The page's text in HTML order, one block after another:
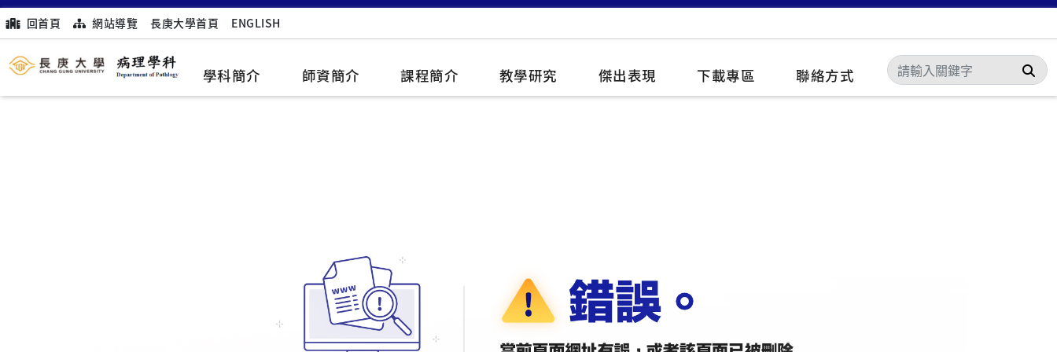
回首頁 網站導覽 長庚大學首頁 ENGLISH
學科簡介 師資簡介 課程簡介 教學研究 傑出表現 下載專區 聯絡方式 搜